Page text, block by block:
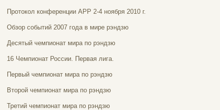
Протокол конференции АРР 2-4 ноября 2010 г.
Обзор событий 2007 года в мире рэндзю
Десятый чемпионат мира по рэндзю
16 Чемпионат России. Первая лига.
Первый чемпионат мира по рэндзю
Второй чемпионат мира по рэндзю
Третий чемпионат мира по рэндзю